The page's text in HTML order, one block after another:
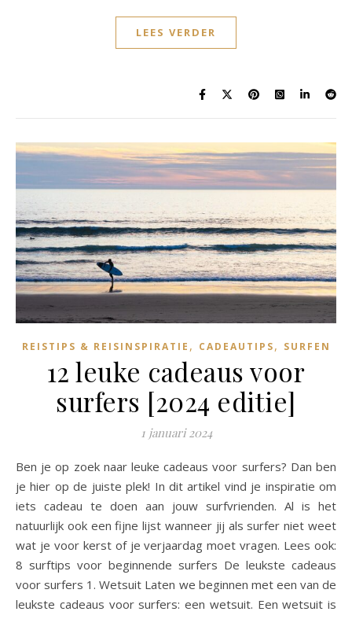
LEES VERDER
REISTIPS & REISINSPIRATIE , CADEAUTIPS, SURFEN
12 leuke cadeaus voor
surfers [2024 editie]
1 januari 2024
Ben je op zoek naar leuke cadeaus voor surfers? Dan ben
je hier op de juiste plek! In dit artikel vind je inspiratie om
iets cadeau te doen aan jouw surfvrienden. Al is het
natuurlijk ook een fijne lijst wanneer jij als surfer niet weet
wat je voor kerst of je verjaardag moet vragen. Lees ook:
8 surftips voor beginnende surfers De leukste cadeaus
voor surfers 1. Wetsuit Laten we beginnen met een van de
leukste cadeaus voor surfers: een wetsuit. Een wetsuit is